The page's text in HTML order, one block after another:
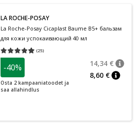
LA ROCHE-POSAY
La Roche-Posay Cicaplast Baume B5+ бальзам
для кожи успокаивающий 40 мл
(25)
Средняя оценка 4.92
-40%
Osta 2 kampaaniatoodet ja
saa allahindlus
14,34 €
8,60 €